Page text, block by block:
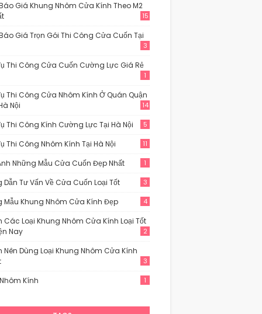
Giá Khung Nhôm Cửa Kính Theo M2
15
Giá Trọn Gói Thi Công Cửa Cuốn Tại
3
Thi Công Cửa Cuốn Cường Lực Giá Rẻ
1
Thi Công Cửa Nhôm Kính Ở Quán Quận
Nội
14
Thi Công Kính Cường Lực Tại Hà Nội 5
Thi Công Nhôm Kính Tại Hà Nội 11
Những Mẫu Cửa Cuốn Đẹp Nhất 1
Dẫn Tư Vấn Về Cửa Cuốn Loại Tốt 3
Mẫu Khung Nhôm Cửa Kính Đẹp 4
Các Loại Khung Nhôm Cửa Kính Loại Tốt
Nay
2
Nên Dùng Loại Khung Nhôm Cửa Kính
3
Kính 1